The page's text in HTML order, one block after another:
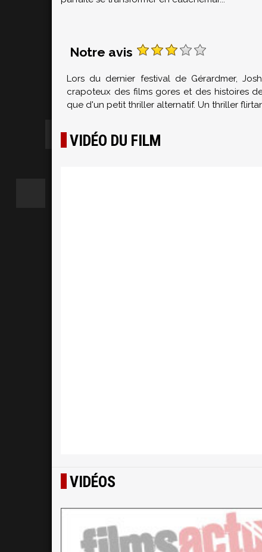
Notre avis
Lors du dernier festival de Gérardmer,
crapoteux des films gores et des histoires
que d'un petit thriller alternatif. Un thriller
VIDÉO DU FILM
VIDÉOS